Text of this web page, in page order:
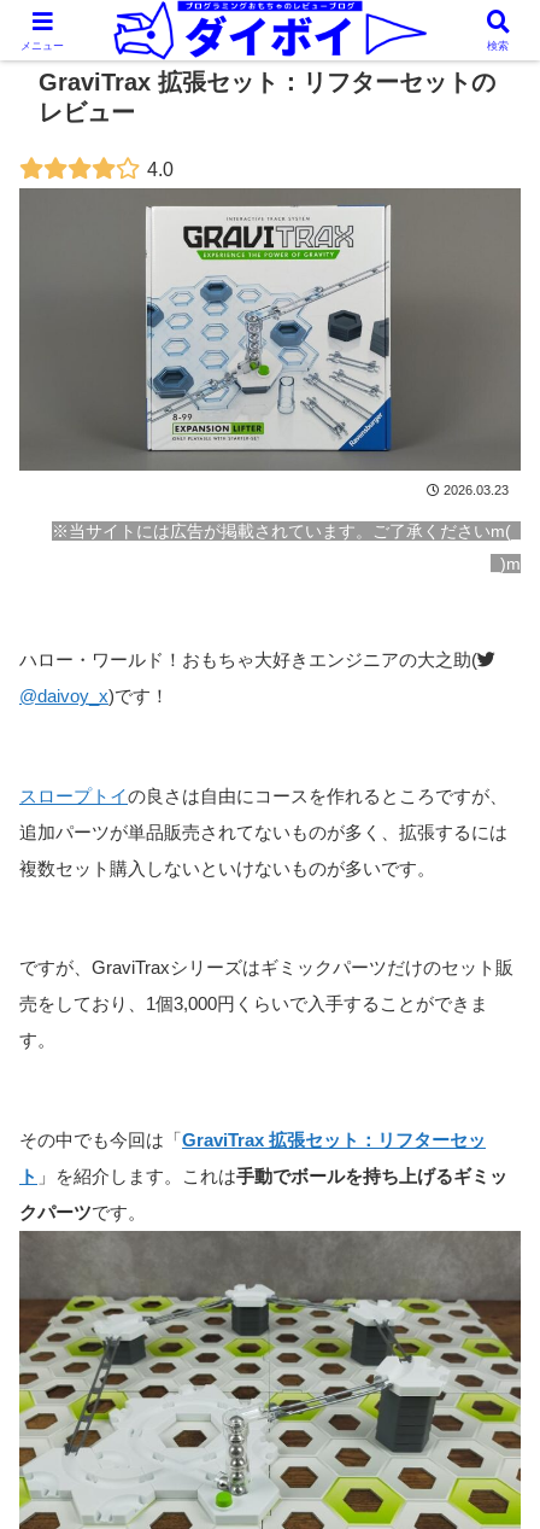
GraviTrax 拡張セット：リフターセットの
レビュー
4.0
2026.03.23
※当サイトには広告が掲載されています。ご了承くださいm(_
_)m
ハロー・ワールド！おもちゃ大好きエンジニアの大之助(
@daivoy_x)です！
スロープトイの良さは自由にコースを作れるところですが、
追加パーツが単品販売されてないものが多く、拡張するには
複数セット購入しないといけないものが多いです。
ですが、GraviTraxシリーズはギミックパーツだけのセット販
売をしており、1個3,000円くらいで入手することができま
す。
その中でも今回は「GraviTrax 拡張セット：リフターセッ
ト 」を紹介します。これは手動でボールを持ち上げるギミッ
クパーツです。
メニュー 検索